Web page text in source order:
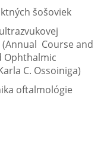
šošoviek
Course and
Ophthalmic
C. Ossoiniga)
oftalmológie